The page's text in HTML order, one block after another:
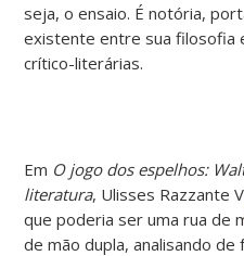
seja, o ensaio. É notória,
existente entre sua filosofia
crítico-literárias.
Em O jogo dos espelhos:
literatura, Ulisses Razzante
que poderia ser uma rua de
de mão dupla, analisando